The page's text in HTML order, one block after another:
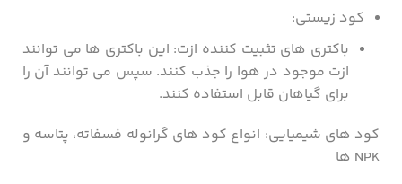
کود زیستی:
باکتری های تثبیت کننده ازت: این باکتری ها می توانند
ازت موجود در هوا را جذب کنند. سپس می توانند آن را
برای گیاهان قابل استفاده کنند.
کود های شیمیایی: انواع کود های گرانوله فسفاته، پتاسه و
NPK ها